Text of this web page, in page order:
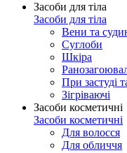
Засоби для тіла
Засоби для тіла
Вени та
Суглоби
Шкіра
При застуді
Зігріваючі
Засоби косметичні
Засоби косметичні
Для волосся
Для обличчя